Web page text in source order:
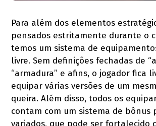
Para além dos elementos
pensados estritamente durante o
temos um sistema de
livre. Sem definições fechadas de
“armadura” e afins, o jogador fica
equipar várias versões de um
queira. Além disso, todos os
contam com um sistema de bônus
variados, que pode ser fortalecido